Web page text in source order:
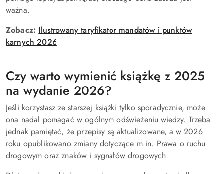
ważna.
Zobacz: Ilustrowany taryfikator mandatów i punktów
karnych 2026
Czy warto wymienić książkę z 2025
na wydanie 2026?
Jeśli korzystasz ze starszej książki tylko sporadycznie, może
ona nadal pomagać w ogólnym odświeżeniu wiedzy. Trzeba
jednak pamiętać, że przepisy są aktualizowane, a w 2026
roku opublikowano zmiany dotyczące m.in. Prawa o ruchu
drogowym oraz znaków i sygnałów drogowych.